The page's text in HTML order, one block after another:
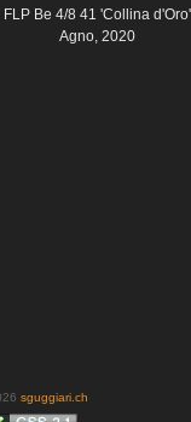
FLP Be 4/8 41 'Collina d'Oro'
Agno, 2020
sguggiari.ch